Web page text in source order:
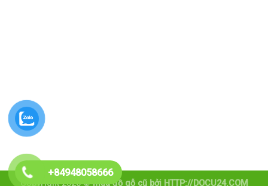
Copyright 2026 ©mua đồ gỗ cũbởi HTTP://DOCU24.COM
+84948058666